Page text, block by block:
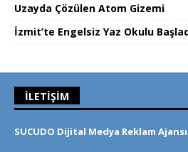
Uzayda Çözülen Atom Gizemi
İzmit’te Engelsiz Yaz Okulu
İLETIŞIM
SUCUDO Dijital Medya Reklam